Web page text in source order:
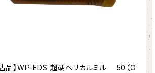
古品】WP-EDS 超硬ヘリカルミル 50（O